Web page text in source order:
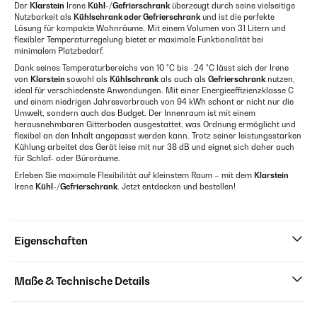
Der Klarstein Irene Kühl-/Gefrierschranküberzeugt durch seine vielseitige
Nutzbarkeit als Kühlschrank oder Gefrierschrankund ist die perfekte
Lösung für kompakte Wohnräume. Mit einem Volumen von 31 Litern und
flexibler Temperaturregelung bietet er maximale Funktionalität bei
minimalem Platzbedarf.
Dank seines Temperaturbereichs von 10 °C bis -24 °C lässt sich der Irene
von Klarstein sowohl als Kühlschrankals auch als Gefrierschranknutzen,
ideal für verschiedenste Anwendungen. Mit einer Energieeffizienzklasse C
und einem niedrigen Jahresverbrauch von 94 kWh schont er nicht nur die
Umwelt, sondern auch das Budget. Der Innenraum ist mit einem
herausnehmbaren Gitterboden ausgestattet, was Ordnung ermöglicht und
flexibel an den Inhalt angepasst werden kann. Trotz seiner leistungsstarken
Kühlung arbeitet das Gerät leise mit nur 38 dB und eignet sich daher auch
für Schlaf- oder Büroräume.
Erleben Sie maximale Flexibilität auf kleinstem Raum – mit dem Klarstein
Irene Kühl-/Gefrierschrank. Jetzt entdecken und bestellen!
Eigenschaften
Maße & Technische Details